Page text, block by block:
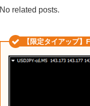
No related posts.
【限定タイアップ